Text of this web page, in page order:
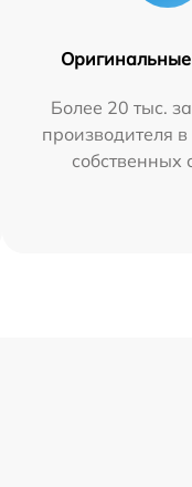
Оригинальные
Более 20 тыс.
производителя
собственных